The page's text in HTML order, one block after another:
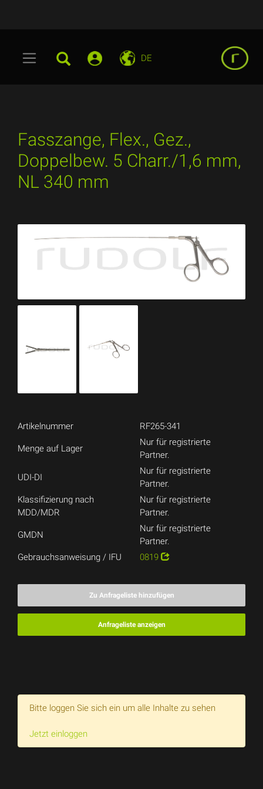
DE
Fasszange, Flex., Gez.,
Doppelbew. 5 Charr./1,6 mm,
NL 340 mm
Artikelnummer RF265-341
Menge auf Lager
Nur für registrierte
Partner.
UDI-DI
Nur für registrierte
Partner.
Klassifizierung nach
MDD/MDR
Nur für registrierte
Partner.
GMDN
Nur für registrierte
Partner.
Gebrauchsanweisung / IFU
0819
Zu Anfrageliste hinzufügen
Anfrageliste anzeigen
Bitte loggen Sie sich ein um alle Inhalte zu sehen
Jetzt einloggen